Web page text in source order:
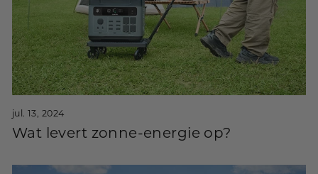
jul. 13, 2024
Wat levert zonne-energie op?